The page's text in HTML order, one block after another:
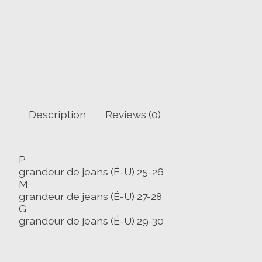
Description Reviews (0)
P
grandeur de jeans (É-U) 25-26
M
grandeur de jeans (É-U) 27-28
G
grandeur de jeans (É-U) 29-30